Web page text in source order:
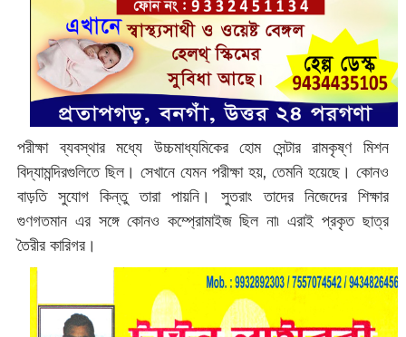
পরীক্ষা ব্যবস্থার মধ্যে উচ্চমাধ্যমিকের হোম সেন্টার রামকৃষ্ণ মিশন
বিদ্যামন্দিরগুলিতে ছিল। সেখানে যেমন পরীক্ষা হয়, তেমনি হয়েছে। কোনও
বাড়তি সুযোগ কিন্তু তারা পায়নি। সুতরাং তাদের নিজেদের শিক্ষার
গুণগতমান এর সঙ্গে কোনও কম্প্রোমাইজ ছিল না৷ এরাই প্রকৃত ছাত্র
তৈরীর কারিগর।